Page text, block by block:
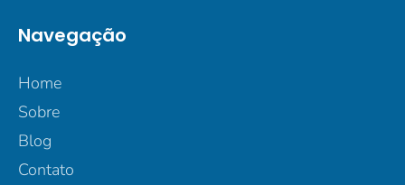
Navegação
Home
Sobre
Blog
Contato